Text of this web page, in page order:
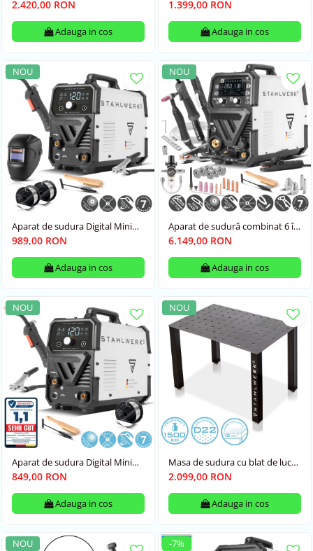
2.420,00 RON
Adauga in cos
1.399,00 RON
Adauga in cos
NOU
Aparat de sudura Digital Mini
Flux 120 Stahlwerk pachet
989,00 RON
Adauga in cos
NOU
Aparat de sudură combinat 6 în
1 STAHLWERK CTM-250 Puls
Pro, 200 A | Funcție puls |
Alimentare sinergică a sârmei |
Plasma 45 A CUT | TIG | MIG
MAG | PULS | MMA | FLUX
6.149,00 RON
Adauga in cos
NOU
Aparat de sudura Digital Mini
Flux 120 Stahlwerk
849,00 RON
Adauga in cos
NOU
Masa de sudura cu blat de lucru
solid de 12 mm, capacitate de
încărcare până la 1,5 t,
Stahlwerk
2.099,00 RON
Adauga in cos
NOU
-7%